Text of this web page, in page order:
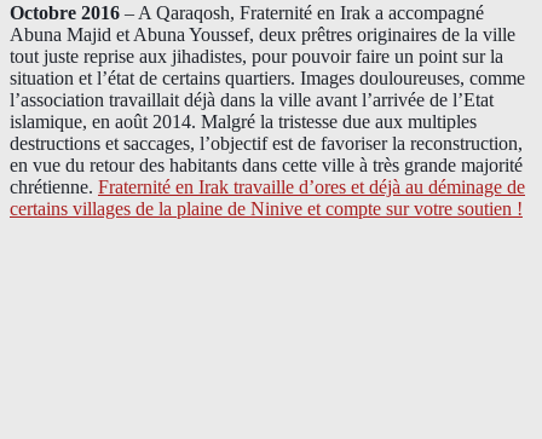
Octobre 2016 – A Qaraqosh, Fraternité en Irak a accompagné
Abuna Majid et Abuna Youssef, deux prêtres originaires de la ville
tout juste reprise aux jihadistes, pour pouvoir faire un point sur la
situation et l’état de certains quartiers. Images douloureuses, comme
l’association travaillait déjà dans la ville avant l’arrivée de l’Etat
islamique, en août 2014. Malgré la tristesse due aux multiples
destructions et saccages, l’objectif est de favoriser la reconstruction,
en vue du retour des habitants dans cette ville à très grande majorité
chrétienne. Fraternité en Irak travaille d’ores et déjà au déminage de
certains villages de la plaine de Ninive et compte sur votre soutien !